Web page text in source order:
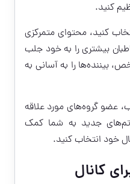
کنید.
کنید، محتوای متمرکزی
بیشتری را به خود جلب
بیننده‌ها را به آسانی به
عضو گروه‌های مورد علاقه
جدید به شما کمک
خود انتخاب کنید.
کانال